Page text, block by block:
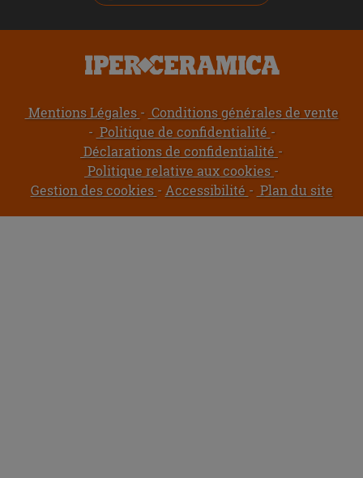
Mentions Légales
Conditions générales de vente
Politique de confidentialité
Déclarations de confidentialité
Politique relative aux cookies
Gestion des cookies
Accessibilité Plan du site